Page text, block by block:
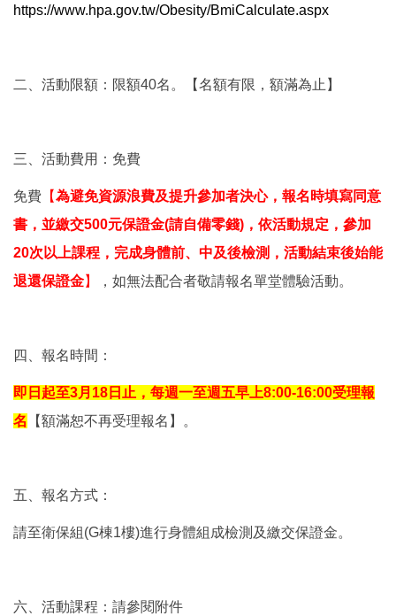
https://www.hpa.gov.tw/Obesity/BmiCalculate.aspx
二、活動限額：限額40名。【名額有限，額滿為止】
三、活動費用：免費
免費 【為避免資源浪費及提升參加者決心，報名時填寫同意
書，並繳交500元保證金(請自備零錢)，依活動規定，參加
20次以上課程，完成身體前、中及後檢測，活動結束後始能
退還保證金】 ，如無法配合者敬請報名單堂體驗活動。
四、報名時間：
即日起至3月18日止，每週一至週五早上8:00-16:00受理報
名
【額滿恕不再受理報名】。
五、報名方式：
請至衛保組(G棟1樓)進行身體組成檢測及繳交保證金。
六、活動課程：請參閱附件